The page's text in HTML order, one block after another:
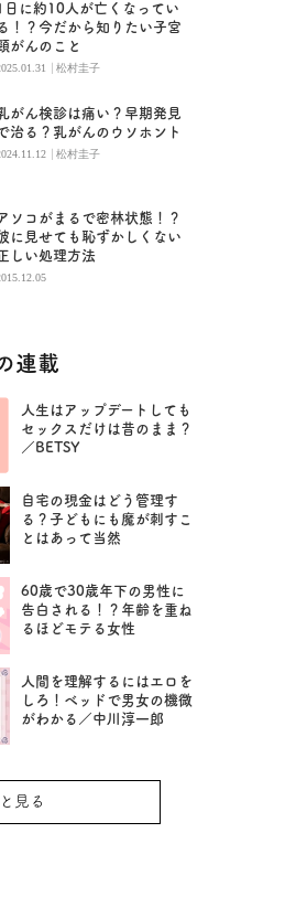
日に約10人が亡くなってい
る！？今だから知りたい子宮
がんのこと
| 松村圭子
がん検診は痛い？早期発見
治る？乳がんのウソホント
| 松村圭子
ソコがまるで密林状態！？
に見せても恥ずかしくない
しい処理方法
連載
人生はアップデートしても
セックスだけは昔のまま？
／BETSY
自宅の現金はどう管理す
る？子どもにも魔が刺すこ
とはあって当然
60歳で30歳年下の男性に
告白される！？年齢を重ね
るほどモテる女性
人間を理解するにはエロを
しろ！ベッドで男女の機微
がわかる／中川淳一郎
見る